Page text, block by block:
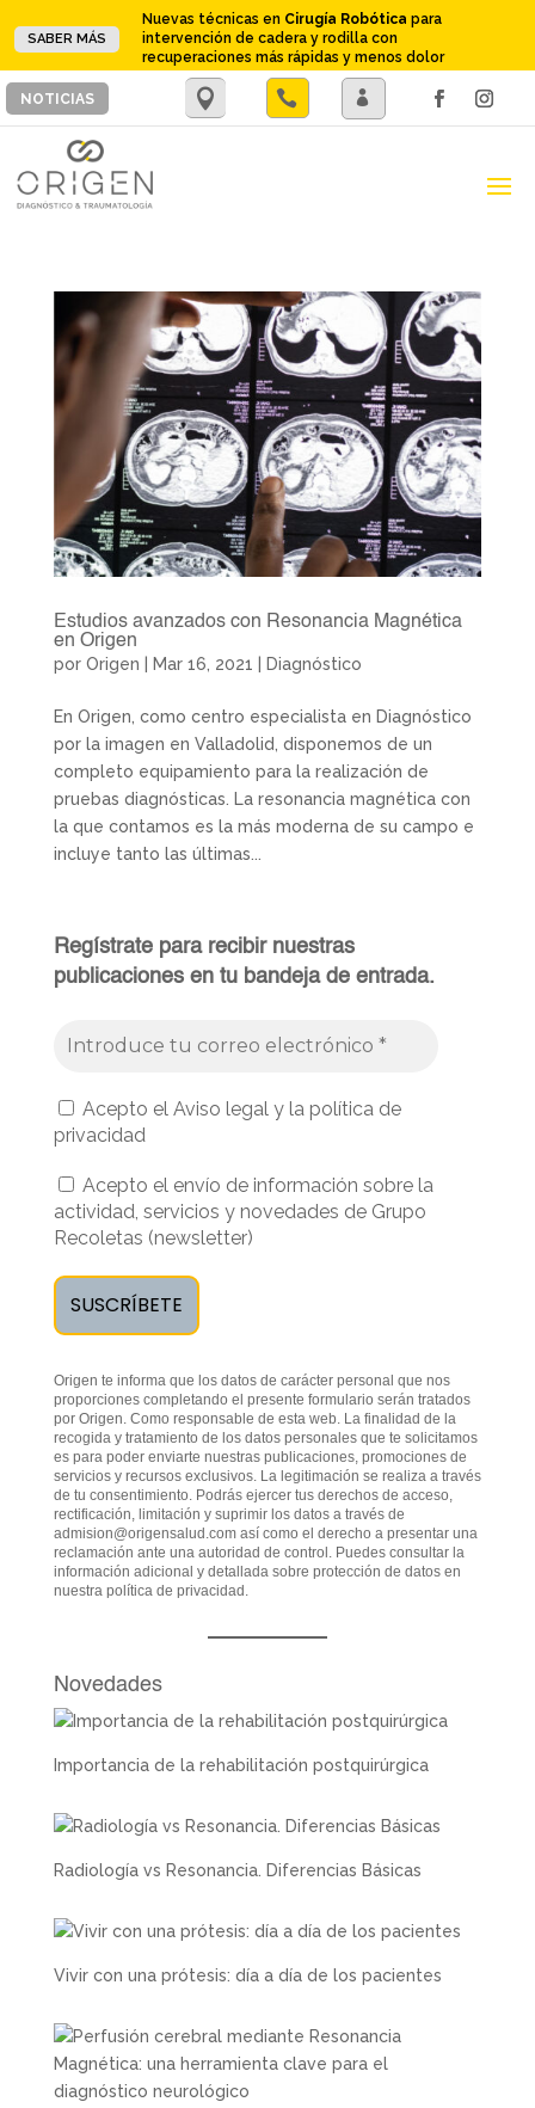
SABER MÁS
Nuevas técnicas en Cirugía Robótica para
intervención de cadera y rodilla con
recuperaciones más rápidas y menos dolor
NOTICIAS 
Estudios avanzados con Resonancia Magnética
en Origen
por Origen | Mar 16, 2021 | Diagnóstico
En Origen, como centro especialista en Diagnóstico
por la imagen en Valladolid, disponemos de un
completo equipamiento para la realización de
pruebas diagnósticas. La resonancia magnética con
la que contamos es la más moderna de su campo e
incluye tanto las últimas...
Regístrate para recibir nuestras
publicaciones en tu bandeja de entrada.
Acepto el Aviso legal y la política de
privacidad
Acepto el envío de información sobre la
actividad, servicios y novedades de Grupo
Recoletas (newsletter)
Origen te informa que los datos de carácter personal que nos
proporciones completando el presente formulario serán tratados
por Origen. Como responsable de esta web. La finalidad de la
recogida y tratamiento de los datos personales que te solicitamos
es para poder enviarte nuestras publicaciones, promociones de
servicios y recursos exclusivos. La legitimación se realiza a través
de tu consentimiento. Podrás ejercer tus derechos de acceso,
rectificación, limitación y suprimir los datos a través de
admision@origensalud.comasí como el derecho a presentar una
reclamación ante una autoridad de control. Puedes consultar la
información adicional y detallada sobre protección de datos en
nuestra política de privacidad
Novedades
Importancia de la rehabilitación postquirúrgica
Radiología vs Resonancia. Diferencias Básicas
Vivir con una prótesis: día a día de los pacientes